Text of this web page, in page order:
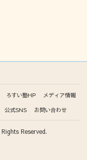
ろすい塾HP
メディア情報
公式SNS お問い合わせ
Reserved.